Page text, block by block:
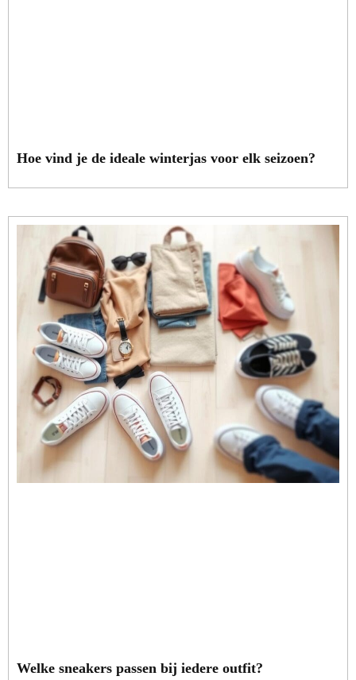
Hoe vind je de ideale winterjas voor elk seizoen?
Welke sneakers passen bij iedere outfit?